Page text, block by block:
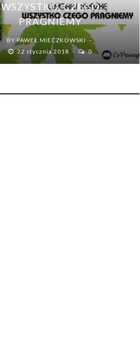
WSZYSTKO, CZEGO
PRAGNIEMY
BYPAWEŁ MIECZKOWSKI
22 stycznia 2018
0